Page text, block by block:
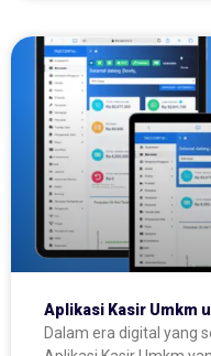
Aplikasi Kasir Umkm
Dalam era digital yang